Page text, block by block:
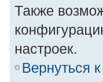
Также
настроек.
Вернуться